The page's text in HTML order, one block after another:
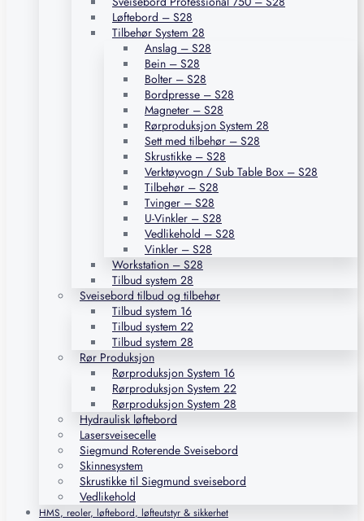
Løftebord – S28
Tilbehør System 28
Anslag – S28
Bein – S28
Bolter – S28
Bordpresse – S28
Magneter – S28
Rørproduksjon System 28
Sett med tilbehør – S28
Skrustikke – S28
Verktøyvogn / Sub Table Box – S28
Tilbehør – S28
Tvinger – S28
U-Vinkler – S28
Vedlikehold – S28
Vinkler – S28
Workstation – S28
Tilbud system 28
Sveisebord tilbud og tilbehør
Tilbud system 16
Tilbud system 22
Tilbud system 28
Rør Produksjon
Rørproduksjon System 16
Rørproduksjon System 22
Rørproduksjon System 28
Hydraulisk løftebord
Lasersveisecelle
Siegmund Roterende Sveisebord
Skinnesystem
Skrustikke til Siegmund sveisebord
Vedlikehold
HMS, reoler, løftebord, løfteutstyr & sikkerhet